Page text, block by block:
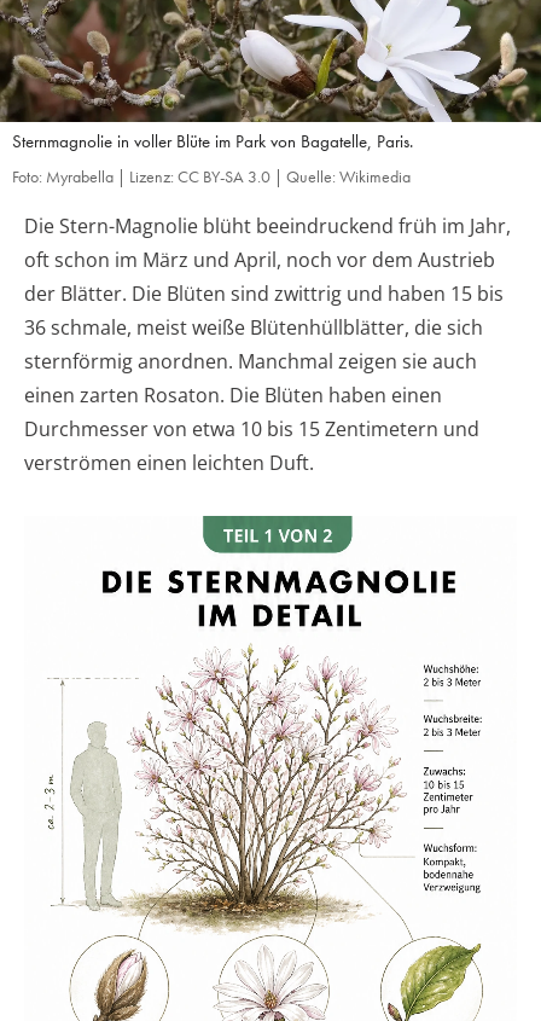
Sternmagnolie in voller Blüte im Park von Bagatelle, Paris.
Foto: Myrabella | Lizenz: CC BY-SA 3.0 | Quelle: Wikimedia
Die Stern-Magnolie blüht beeindruckend früh im Jahr,
oft schon im März und April, noch vor dem Austrieb
der Blätter. Die Blüten sind zwittrig und haben 15 bis
36 schmale, meist weiße Blütenhüllblätter, die sich
sternförmig anordnen. Manchmal zeigen sie auch
einen zarten Rosaton. Die Blüten haben einen
Durchmesser von etwa 10 bis 15 Zentimetern und
verströmen einen leichten Duft.